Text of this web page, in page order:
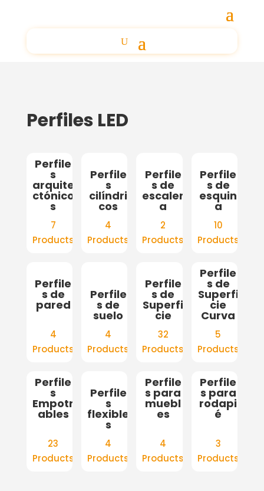
Perfiles LED
Perfile
s
arquite
ctónico
s
7
Products
Perfile
s
cilíndri
cos
4
Products
Perfile
s de
escaler
a
2
Products
Perfile
s de
esquin
a
10
Products
Perfile
s de
pared
4
Products
Perfile
s de
suelo
4
Products
Perfile
s de
Superfi
cie
32
Products
Perfile
s de
Superfi
cie
Curva
5
Products
Perfile
s
Empotr
ables
23
Products
Perfile
s
flexible
s
4
Products
Perfile
s para
muebl
es
4
Products
Perfile
s para
rodapi
é
3
Products